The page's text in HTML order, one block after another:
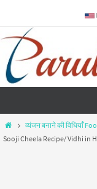
व्यंजन बनाने की विधियाँ
Sooji Cheela Recipe/ Vidhi in